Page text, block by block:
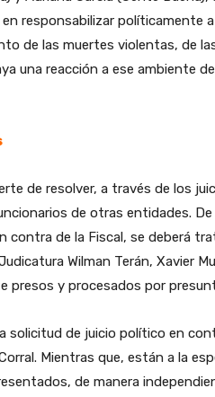
responsabilizar políticamente
de las muertes violentas, de
una reacción a ese ambiente
de resolver, a través de los
de otras entidades. De
contra de la Fiscal, se deberá
Wilman Terán, Xavier
presos y procesados por
solicitud de juicio político en
Mientras que, están a la
de manera